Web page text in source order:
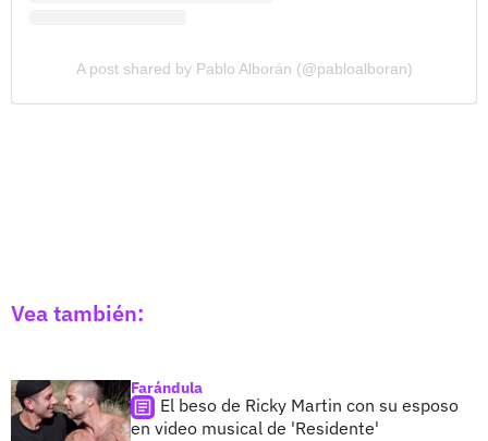
A post shared by Pablo Alborán (@pabloalboran)
Vea también:
Farándula
El beso de Ricky Martin con su esposo
en video musical de 'Residente'